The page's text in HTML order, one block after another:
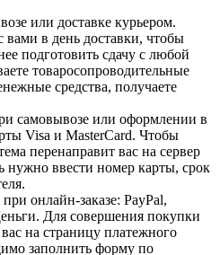
или доставке курьером.
вами в день доставки, чтобы
подготовить сдачу с любой
товаросопроводительные
средства, получаете
самовывозе или оформлении в
Visa и MasterCard. Чтобы
перенаправит вас на сервер
нужно ввести номер карты, срок
онлайн-заказе: PayPal,
Для совершения покупки
на страницу платежного
заполнить форму по